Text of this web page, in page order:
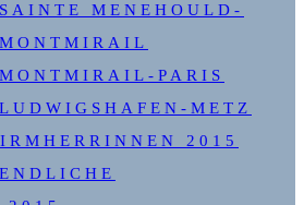
SAINTE MENEHOULD-
MONTMIRAIL
MONTMIRAIL-PARIS
LUDWIGSHAFEN-METZ
2015